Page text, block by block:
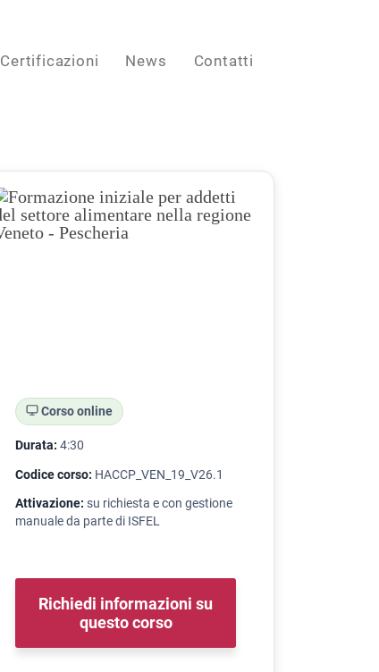
Certificazioni News Contatti
Corso online
Durata: 4:30
Codice corso: HACCP_VEN_19_V26.1
Attivazione: su richiesta e con gestione
manuale da parte di ISFEL
Richiedi informazioni su
questo corso